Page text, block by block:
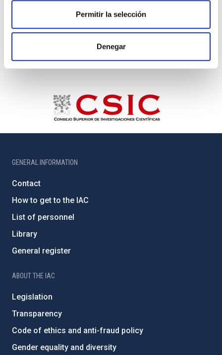
Permitir la selección
Denegar
GENERAL INFORMATION
Contact
How to get to the IAC
List of personnel
Library
General register
ABOUT THE IAC
Legislation
Transparency
Code of ethics and anti-fraud policy
Gender equality and diversity